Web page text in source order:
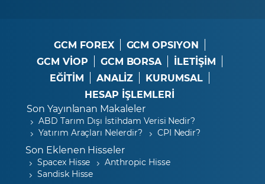
GCM FOREX
GCM OPSIYON
GCM VİOP
GCM BORSA
İLETİŞİM
EĞİTİM
ANALİZ
KURUMSAL
HESAP İŞLEMLERİ
Son Yayınlanan Makaleler
ABD Tarım Dışı İstihdam Verisi Nedir?
Yatırım Araçları Nelerdir?
CPI Nedir?
Son Eklenen Hisseler
Spacex Hisse
Anthropic Hisse
Sandisk Hisse